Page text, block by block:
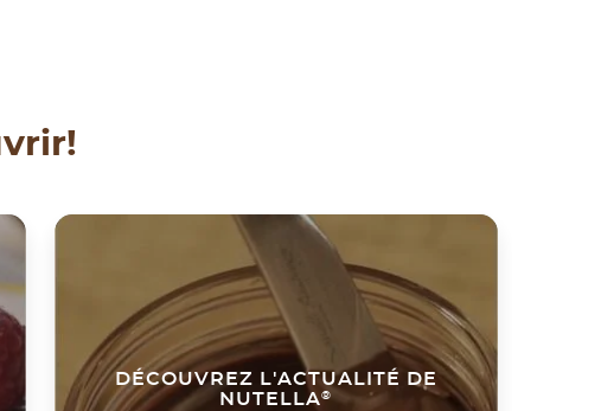
DÉCOUVREZ L'ACTUALITÉ DE
NUTELLA®